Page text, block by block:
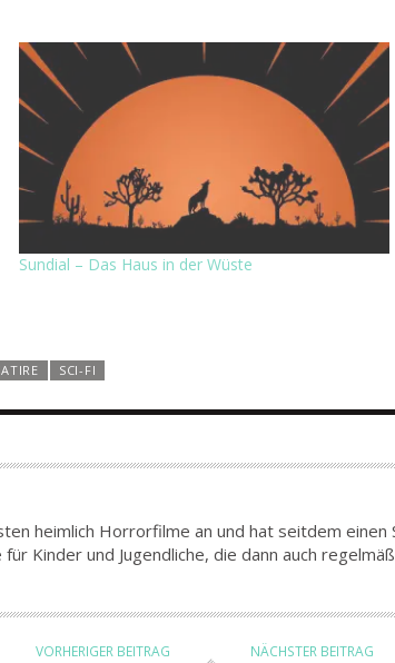
Sundial – Das Haus in der Wüste
SCI-FI
heimlich Horrorfilme an und hat seitdem
Kinder und Jugendliche, die dann auch
VORHERIGER BEITRAG NÄCHSTER BEITRAG